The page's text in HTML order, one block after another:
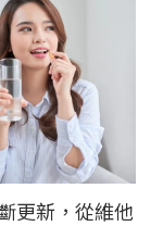
更新，從維他